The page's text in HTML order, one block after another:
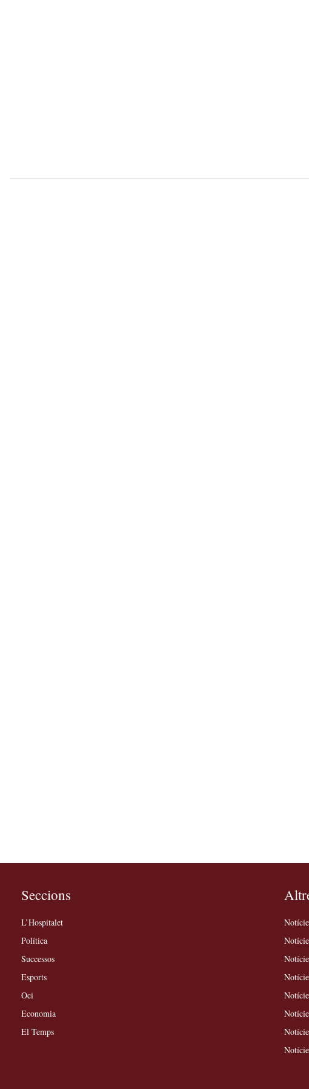
Seccions
L’Hospitalet
Política
Successos
Esports
Oci
Economia
El Temps